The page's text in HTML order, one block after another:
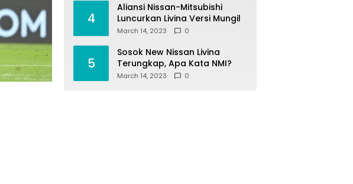
4
Aliansi Nissan-Mitsubishi
Luncurkan Livina Versi Mungil
March 14, 2023 0
5
Sosok New Nissan Livina
Terungkap, Apa Kata NMI?
March 14, 2023 0